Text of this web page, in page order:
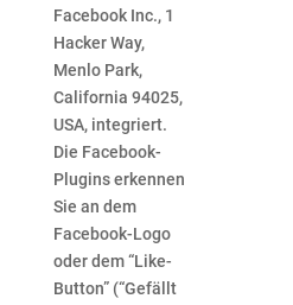
Facebook Inc., 1
Hacker Way,
Menlo Park,
California 94025,
USA, integriert.
Die Facebook-
Plugins erkennen
Sie an dem
Facebook-Logo
oder dem “Like-
Button” (“Gefällt